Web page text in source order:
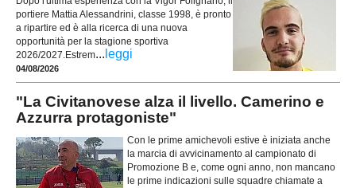
portiere Mattia Alessandrini, classe 1998, è pronto
a ripartire ed è alla ricerca di una nuova
opportunità per la stagione sportiva
2026/2027.Estrem... leggi
04/08/2026
"La Civitanovese alza il livello. Camerino e
Azzurra protagoniste"
Con le prime amichevoli estive è iniziata anche
la marcia di avvicinamento al campionato di
Promozione B e, come ogni anno, non mancano
le prime indicazioni sulle squadre chiamate a